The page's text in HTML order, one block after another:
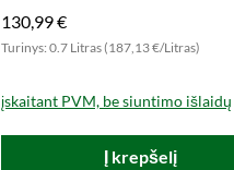
130,99 €
Turinys: 0.7 Litras (187,13 €/Litras)
įskaitant PVM, be siuntimo išlaidų
Į krepšelį